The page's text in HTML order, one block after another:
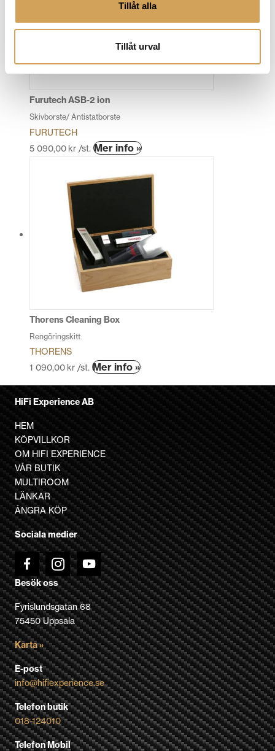
Tillåt alla
Tillåt urval
De
olika
väljas
Furutech ASB-2 ion
Skivborste/ Antistatborste
FURUTECH
5 090,00 kr /st. Mer info »Den
produkten
De
olika
alternativen
kan
väljas
Thorens Cleaning Box
Rengöringskitt
THORENS
1 090,00 kr /st. Mer info »
HiFi Experience AB
HEM
KÖPVILLKOR
OM HIFI EXPERIENCE
VÅR BUTIK
MULTIROOM
LÄNKAR
ÅNGRA KÖP
Sociala medier
Besök oss
Fyrislundsgatan 68
75450 Uppsala
Karta »
E-post
info@hifiexperience.se
Telefon butik
018-124010
Telefon Mobil